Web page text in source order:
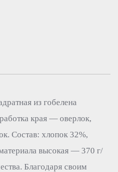
из гобелена
края — оверлок,
Состав: хлопок 32%,
высокая — 370 г/
Благодаря своим